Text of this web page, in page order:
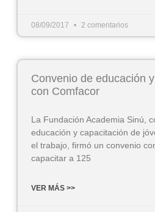
08/09/2017 2 comentarios
Convenio de educación
con Comfacor
La Fundación Academia Sinú,
educación y capacitación de
el trabajo, firmó un convenio
capacitar a 125
VER MÁS >>